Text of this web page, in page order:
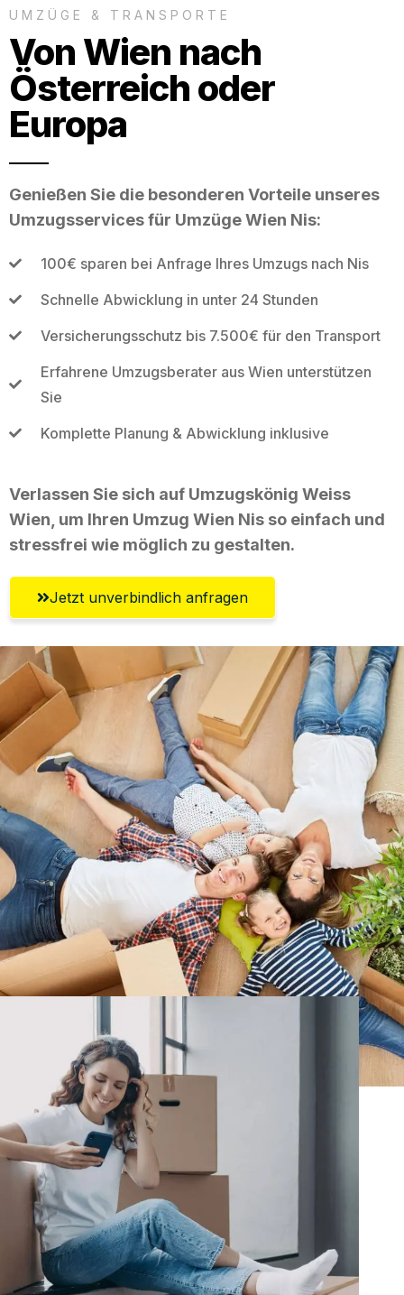
UMZÜGE & TRANSPORTE
Von Wien nach
Österreich oder
Europa
Genießen Sie die besonderen Vorteile unseres
Umzugsservices für Umzüge Wien Nis:
100€ sparen bei Anfrage Ihres Umzugs nach Nis
Schnelle Abwicklung in unter 24 Stunden
Versicherungsschutz bis 7.500€ für den Transport
Erfahrene Umzugsberater aus Wien unterstützen
Sie
Komplette Planung & Abwicklung inklusive
Verlassen Sie sich auf Umzugskönig Weiss
Wien, um Ihren Umzug Wien Nis so einfach und
stressfrei wie möglich zu gestalten.
Jetzt unverbindlich anfragen